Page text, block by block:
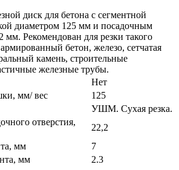
диск для бетона с сегментной
диаметром 125 мм и посадочным
мм. Рекомендован для резки такого
бетон, железо, сетчатая
камень, строительные
железные трубы.
Нет
мм/ вес
125
УШМ. Сухая резка.
отверстия,
22,2
мм
7
мм
2.3